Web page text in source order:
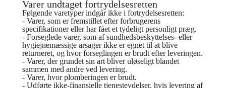
Varer undtaget fortrydelsesretten
Følgende varetyper indgår ikke i fortrydelsesretten:
- Varer, som er fremstillet efter forbrugerens
specifikationer eller har fået et tydeligt personligt præg.
- Forseglede varer, som af sundhedsbeskyttelses- eller
hygiejnemæssige årsager ikke er egnet til at blive
returneret, og hvor forseglingen er brudt efter leveringen.
- Varer, der grundet sin art bliver uløseligt blandet
sammen med andre ved levering.
- Varer, hvor plomberingen er brudt.
- Udførte ikke-finansielle tjenesteydelser, hvis levering af